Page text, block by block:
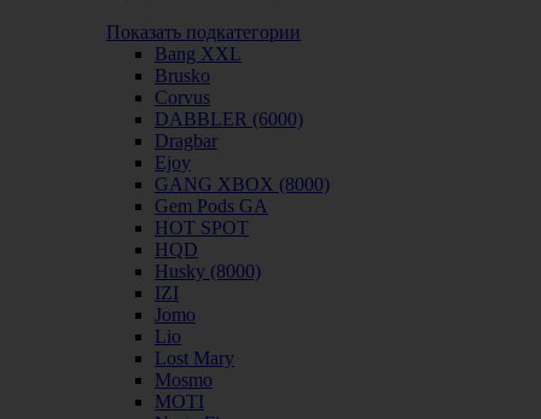
Показать подкатегории
Bang XXL
Brusko
Corvus
DABBLER (6000)
Dragbar
Ejoy
GANG XBOX (8000)
Gem Pods GA
HOT SPOT
HQD
Husky (8000)
IZI
Jomo
Lio
Lost Mary
Mosmo
MOTI